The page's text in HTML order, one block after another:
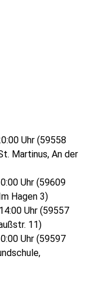
Uhr (59558
Martinus, An der
Uhr (59609
Hagen 3)
Uhr (59557
11)
Uhr (59597